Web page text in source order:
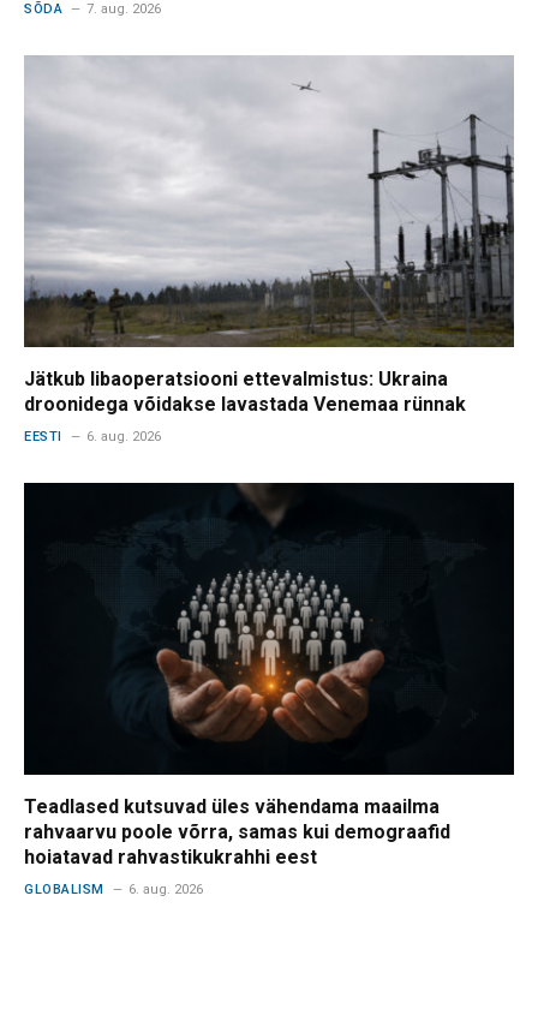
SÕDA 7. aug. 2026
Jätkub libaoperatsiooni ettevalmistus: Ukraina
droonidega võidakse lavastada Venemaa rünnak
EESTI 6. aug. 2026
Teadlased kutsuvad üles vähendama maailma
rahvaarvu poole võrra, samas kui demograafid
hoiatavad rahvastikukrahhi eest
GLOBALISM 6. aug. 2026